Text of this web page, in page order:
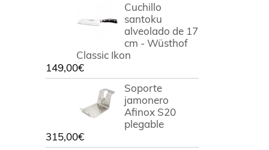
Cuchillo
santoku
alveolado de 17
cm - Wüsthof
Classic Ikon
149,00€
Soporte
jamonero
Afinox S20
plegable
315,00€